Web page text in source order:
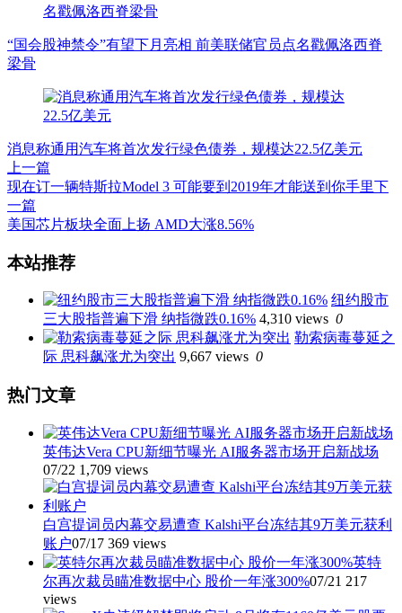
“国会股神禁令”有望下月亮相 前美联储官员点名戳佩洛西脊
梁骨
消息称通用汽车将首次发行绿色债券，规模达22.5亿美元
上一篇
现在订一辆特斯拉Model 3 可能要到2019年才能送到你手里下
一篇
美国芯片板块全面上扬 AMD大涨8.56%
文
章
本站推荐
纽约股市
三大股指普遍下滑 纳指微跌0.16% 4,310 views 0
勒索病毒蔓延之
际 思科飙涨尤为突出 9,667 views 0
热门文章
英伟达Vera CPU新细节曝光 AI服务器市场开启新战场
07/22 1,709 views
白宫提词员内幕交易遭查 Kalshi平台冻结其9万美元获利
账户07/17 369 views
英特
尔再次裁员瞄准数据中心 股价一年涨300%07/21 217
views